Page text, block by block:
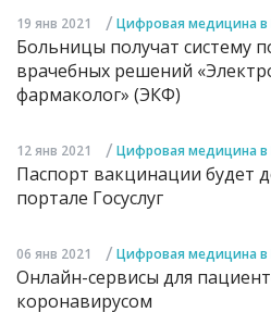
19 янв 2021 / Цифровая медицина в
Больницы получат систему
врачебных решений
фармаколог» (ЭКФ)
12 янв 2021 / Цифровая медицина в
Паспорт вакцинации будет
портале Госуслуг
06 янв 2021 / Цифровая медицина в
Онлайн-сервисы для
коронавирусом